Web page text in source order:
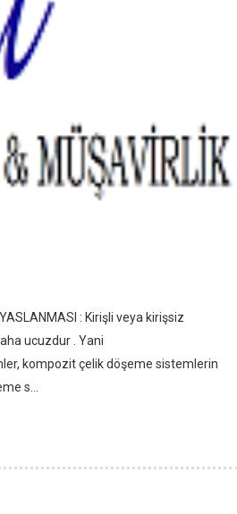
: Kirişli veya kirişsiz
ucuzdur . Yani
kompozit çelik döşeme sistemlerin
s...